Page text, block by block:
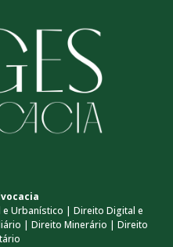
Urbanístico | Direito Digital e
| Direito Minerário | Direito